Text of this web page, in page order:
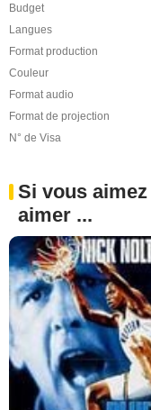
Budget
Langues
Format production
Couleur
Format audio
Format de projection
N° de Visa
Si vous
aimer ...